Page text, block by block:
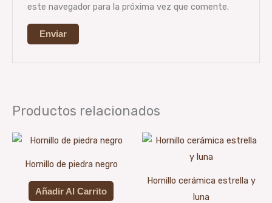
este navegador para la próxima vez que comente.
Productos relacionados
Hornillo de piedra negro
Añadir Al Carrito
Hornillo cerámica estrella y
luna